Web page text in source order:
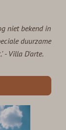
niet bekend in
duurzame
- Villa D'arte.